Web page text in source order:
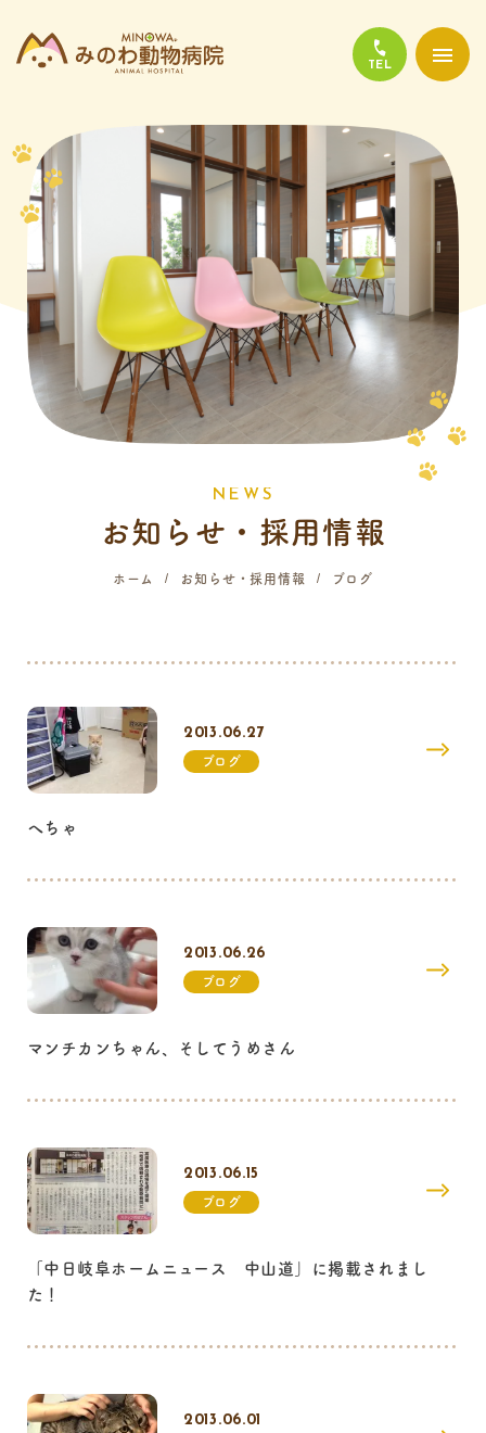
当院について
診療について
かかりやすい代表的な病気
よくある質問
058-214-4071
16:00 - 19:00
…火曜日終日・日曜日午前はご予約のみの診療となります。
N E W S
お知らせ・採用情報
ホーム お知らせ・採用情報 ブログ
2013.06.27
ブログ
へちゃ
2013.06.26
ブログ
マンチカンちゃん、そしてうめさん
2013.06.15
ブログ
「中日岐阜ホームニュース 中山道」に掲載されまし
た！
2013.06.01